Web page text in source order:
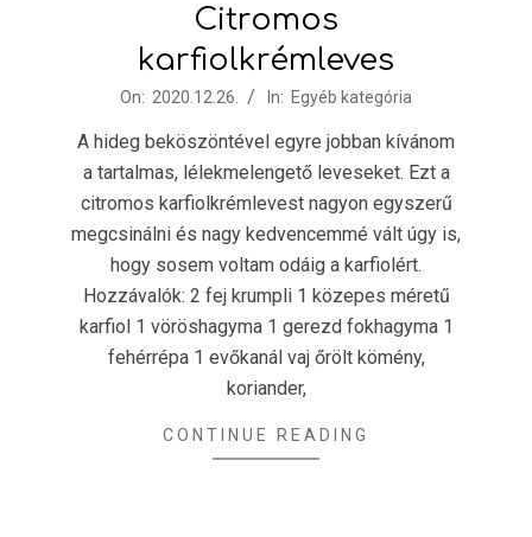
Citromos
karfiolkrémleves
26
On: 2020.12.26. In: Egyéb kategória
A hideg beköszöntével egyre jobban kívánom
a tartalmas, lélekmelengető leveseket. Ezt a
citromos karfiolkrémlevest nagyon egyszerű
megcsinálni és nagy kedvencemmé vált úgy is,
hogy sosem voltam odáig a karfiolért.
Hozzávalók: 2 fej krumpli 1 közepes méretű
karfiol 1 vöröshagyma 1 gerezd fokhagyma 1
fehérrépa 1 evőkanál vaj őrölt kömény,
koriander,
CONTINUE READING